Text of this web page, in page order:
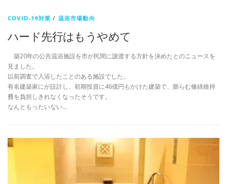
COVID-19対策 / 温浴市場動向
ハード先行はもうやめて
築20年の公共温浴施設を市が民間に譲渡する方針を決めたとのニュースを
見ました。
以前調査で入浴したことのある施設でした。
有名建築家にが設計し、初期投資に46億円もかけた建築で、膨らむ修繕維持
費を負担しきれなくなったそうです。
なんともったいない…